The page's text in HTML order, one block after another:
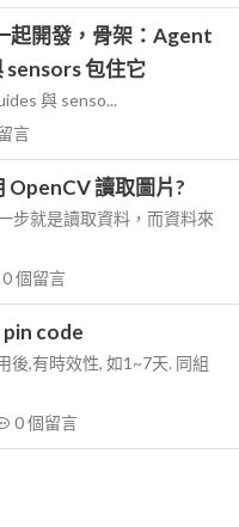
起開發，骨架：Agent
sensors 包住它
與 senso...
言
OpenCV 讀取圖片?
步就是讀取資料，而資料來
0個留言
pin code
後,有時效性, 如1~7天. 同組
0個留言